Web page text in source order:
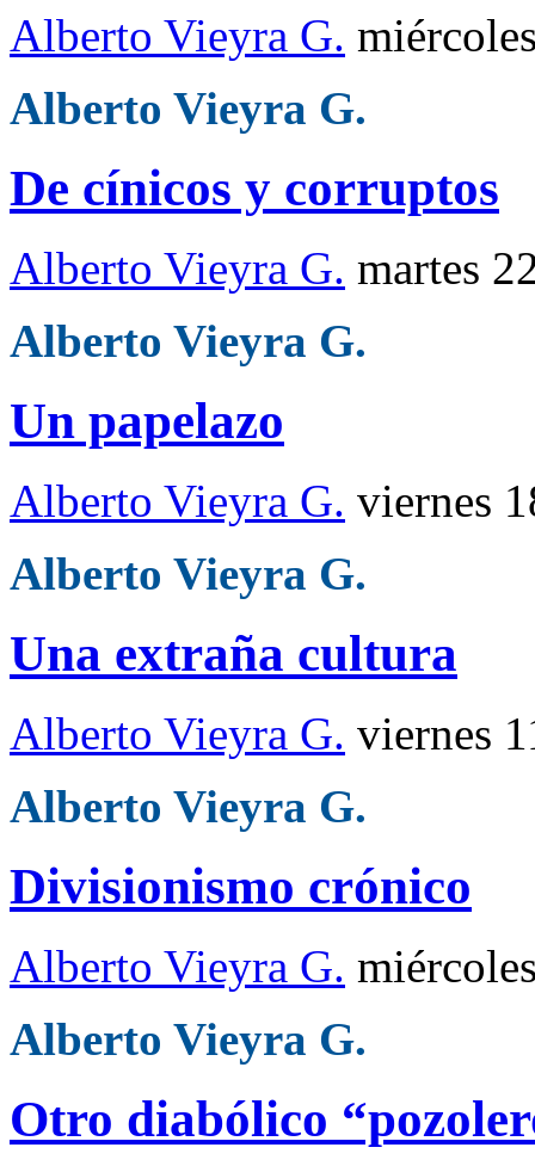
Alberto Vieyra G.
Alberto Vieyra G.
De cínicos y corruptos
Alberto Vieyra G. martes
Alberto Vieyra G.
Un papelazo
Alberto Vieyra G. viernes
Alberto Vieyra G.
Una extraña cultura
Alberto Vieyra G. viernes
Alberto Vieyra G.
Divisionismo crónico
Alberto Vieyra G.
Alberto Vieyra G.
Otro diabólico